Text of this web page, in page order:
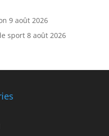
9 août 2026
sport 8 août 2026